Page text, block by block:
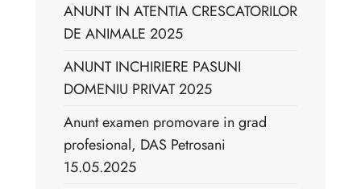
ANUNT IN ATENTIA CRESCATORILOR
DE ANIMALE 2025
ANUNT INCHIRIERE PASUNI
DOMENIU PRIVAT 2025
Anunt examen promovare in grad
profesional, DAS Petrosani
15.05.2025